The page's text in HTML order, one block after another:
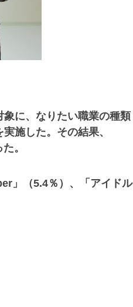
に、なりたい職業の種類
施した。その結果、
。
」（5.4％）、「アイドル